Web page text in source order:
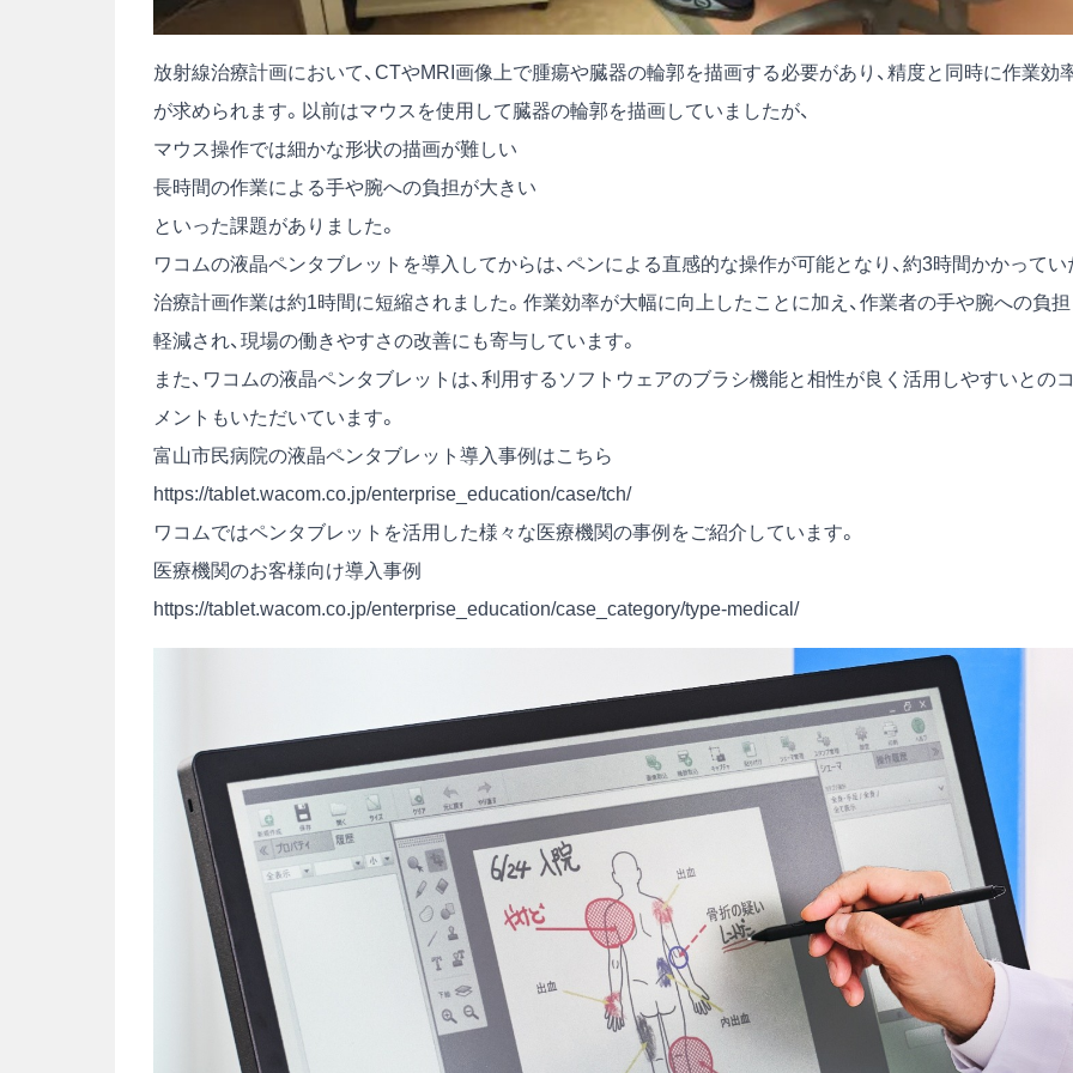
放射線治療計画において、CTやMRI画像上で腫瘍や臓器の輪郭を描画する必要があり、精度と同時に作業効
が求められます。以前はマウスを使用して臓器の輪郭を描画していましたが、
マウス操作では細かな形状の描画が難しい
長時間の作業による手や腕への負担が大きい
といった課題がありました。
ワコムの液晶ペンタブレットを導入してからは、ペンによる直感的な操作が可能となり、約3時間かかってい
治療計画作業は約1時間に短縮されました。作業効率が大幅に向上したことに加え、作業者の手や腕への負担
軽減され、現場の働きやすさの改善にも寄与しています。
また、ワコムの液晶ペンタブレットは、利用するソフトウェアのブラシ機能と相性が良く活用しやすいとのコ
メントもいただいています。
富山市民病院の液晶ペンタブレット導入事例はこちら
https://tablet.wacom.co.jp/enterprise_education/case/tch/
ワコムではペンタブレットを活用した様々な医療機関の事例をご紹介しています。
医療機関のお客様向け導入事例
https://tablet.wacom.co.jp/enterprise_education/case_category/type-medical/